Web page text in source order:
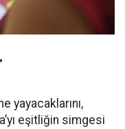
yayacaklarını,
eşitliğin simgesi